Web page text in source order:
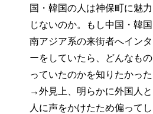
国・韓国の人は神保町に魅
じないのか。もし中国・韓
南アジア系の来街者へインタ
ーをしていたら、どんなも
っていたのかを知りたかった
→外見上、明らかに外国人と
人に声をかけたため偏って